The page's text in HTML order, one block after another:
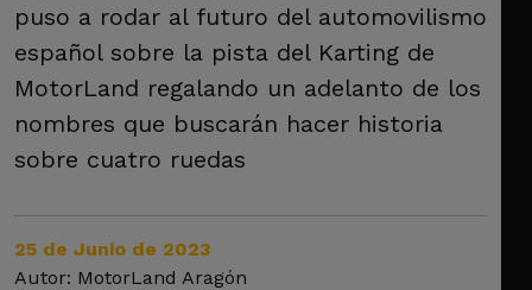
puso a rodar al futuro del automovilismo
español sobre la pista del Karting de
MotorLand regalando un adelanto de los
nombres que buscarán hacer historia
sobre cuatro ruedas
25 de Junio de 2023
Autor: MotorLand Aragón